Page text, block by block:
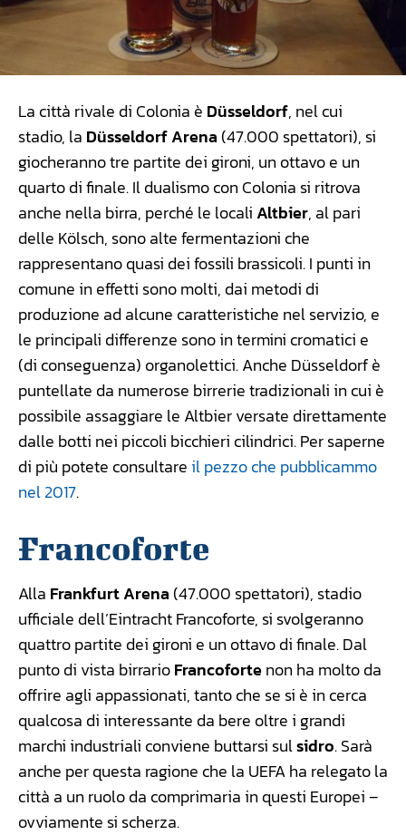
La città rivale di Colonia è Düsseldorf, nel cui
stadio, la Düsseldorf Arena (47.000 spettatori), si
giocheranno tre partite dei gironi, un ottavo e un
quarto di finale. Il dualismo con Colonia si ritrova
anche nella birra, perché le localiAltbier, al pari
delle Kölsch, sono alte fermentazioni che
rappresentano quasi dei fossili brassicoli. I punti in
comune in effetti sono molti, dai metodi di
produzione ad alcune caratteristiche nel servizio, e
le principali differenze sono in termini cromatici e
(di conseguenza) organolettici. Anche Düsseldorf è
puntellate da numerose birrerie tradizionali in cui è
possibile assaggiare le Altbier versate direttamente
dalle botti nei piccoli bicchieri cilindrici. Per saperne
di più potete consultare il pezzo che pubblicammo
nel 2017.
Francoforte
Alla Frankfurt Arena (47.000 spettatori), stadio
ufficiale dell’Eintracht Francoforte, si svolgeranno
quattro partite dei gironi e un ottavo di finale. Dal
punto di vista birrarioFrancofortenon ha molto da
offrire agli appassionati, tanto che se si è in cerca
qualcosa di interessante da bere oltre i grandi
marchi industriali conviene buttarsi sulsidro. Sarà
anche per questa ragione che la UEFA ha relegato la
città a un ruolo da comprimaria in questi Europei –
ovviamente si scherza.